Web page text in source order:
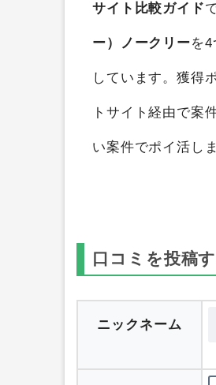
サイト比較ガイド
ー）ノークリーを
しています。獲得
トサイト経由で案
い案件でポイ活し
口コミを投稿
ニックネーム